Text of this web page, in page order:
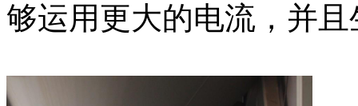
够运用更大的电流，并